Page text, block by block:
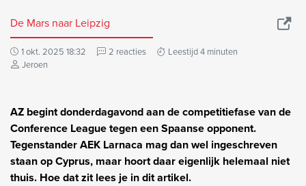
De Mars naar Leipzig
1 okt. 2025 18:32 2 reacties
Leestijd 4 minuten
Jeroen
AZ begint donderdagavond aan de competitiefase van de
Conference League tegen een Spaanse opponent.
Tegenstander AEK Larnaca mag dan wel ingeschreven
staan op Cyprus, maar hoort daar eigenlijk helemaal niet
thuis. Hoe dat zit lees je in dit artikel.